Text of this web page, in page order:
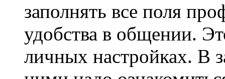
заполнять все поля
удобства в общении.
личных настройках. В